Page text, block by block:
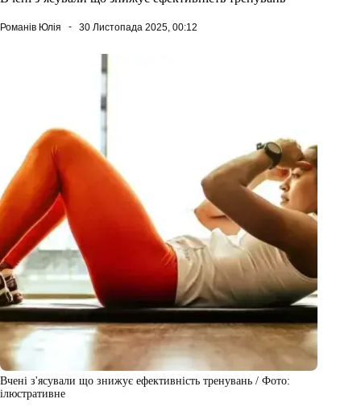
Романів Юлія 30 Листопада 2025, 00:12
Вчені з'ясували що знижує ефективність тренувань / Фото:
ілюстративне